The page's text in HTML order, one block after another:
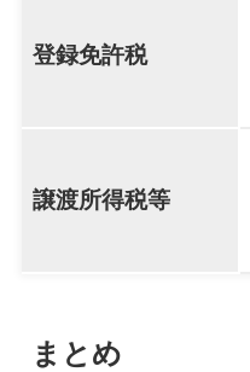
登録免許税
譲渡所得税等
まとめ